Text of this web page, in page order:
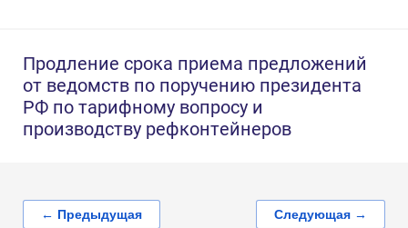
Продление срока приема предложений
от ведомств по поручению президента
РФ по тарифному вопросу и
производству рефконтейнеров
← Предыдущая Следующая →